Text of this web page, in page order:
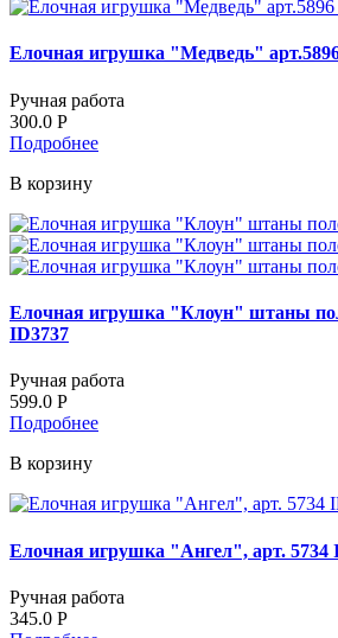
Елочная игрушка "Медведь"
Ручная работа
300.0 Р
Подробнее
В корзину
Елочная игрушка "Клоун" штаны
ID3737
Ручная работа
599.0 Р
Подробнее
В корзину
Елочная игрушка "Ангел", арт. 5734
Ручная работа
345.0 Р